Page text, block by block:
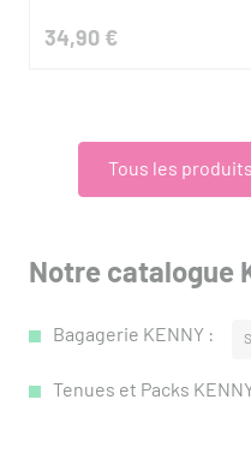
34,90 €
Tous les
Notre catalogue
Bagagerie KENNY :
Tenues et Packs